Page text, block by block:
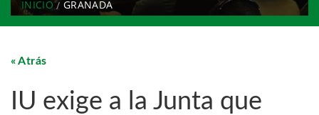
INICIO GRANADA
Atrás
IU exige a la Junta que